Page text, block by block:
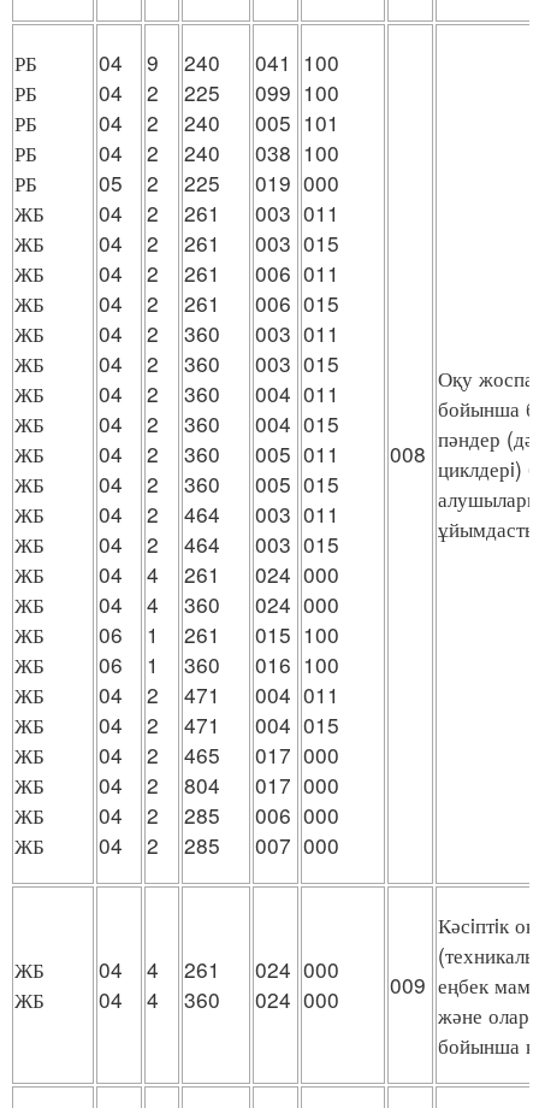
РБ
РБ
РБ
РБ
РБ
ЖБ
ЖБ
ЖБ
ЖБ
ЖБ
ЖБ
ЖБ
ЖБ
ЖБ
ЖБ
ЖБ
ЖБ
ЖБ
ЖБ
ЖБ
ЖБ
ЖБ
ЖБ
ЖБ
ЖБ
ЖБ
ЖБ
04
04
04
04
05
04
04
04
04
04
04
04
04
04
04
04
04
04
04
06
06
04
04
04
04
04
04
9
2
2
2
2
2
2
2
2
2
2
2
2
2
2
2
2
4
4
1
1
2
2
2
2
2
2
240
225
240
240
225
261
261
261
261
360
360
360
360
360
360
464
464
261
360
261
360
471
471
465
804
285
285
041
099
005
038
019
003
003
006
006
003
003
004
004
005
005
003
003
024
024
015
016
004
004
017
017
006
007
100
100
101
100
000
011
015
011
015
011
015
011
015
011
015
011
015
000
000
100
100
011
015
000
000
000
000
008
Оқу
бойынша
пәндер
циклдерi)
ЖБ
ЖБ
04
04
4
4
261
360
024
024
000
000
009
Кәсiптiк
еңбек
және
бойынша